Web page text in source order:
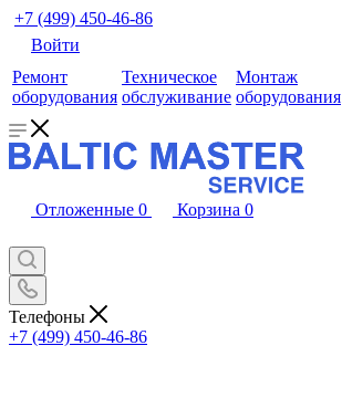
+7 (499) 450-46-86
Войти
Ремонт
оборудования
Техническое
обслуживание
Монтаж
оборудования
Отложенные 0 Корзина 0
Телефоны
+7 (499) 450-46-86